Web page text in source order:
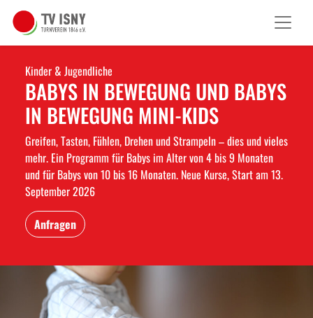
Kinder & Jugendliche
BABYS IN BEWEGUNG UND BABYS
IN BEWEGUNG MINI-KIDS
Greifen, Tasten, Fühlen, Drehen und Strampeln – dies und vieles
mehr. Ein Programm für Babys im Alter von 4 bis 9 Monaten
und für Babys von 10 bis 16 Monaten. Neue Kurse, Start am 13.
September 2026
Anfragen